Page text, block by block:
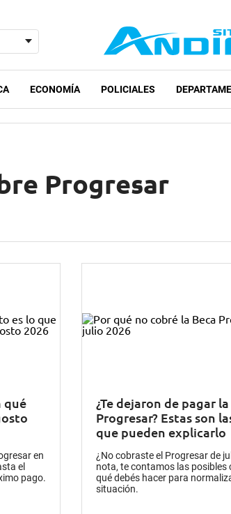
ECONOMÍA POLICIALES
Progresar
qué
en
el
pago.
¿Te dejaron de pagar
Progresar? Estas son
que pueden explicarlo
¿No cobraste el Progresar de
nota, te contamos las posibles
qué debés hacer para
situación.